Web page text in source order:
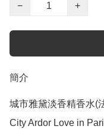
−
+
簡介
城市雅黛淡香精香水(
City Ardor Love in